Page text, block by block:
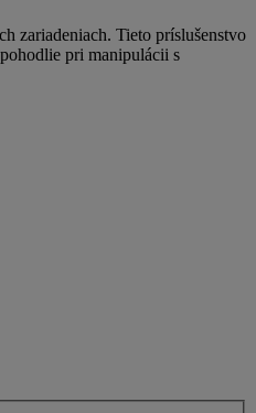
zariadeniach. Tieto príslušenstvo
pri manipulácii s